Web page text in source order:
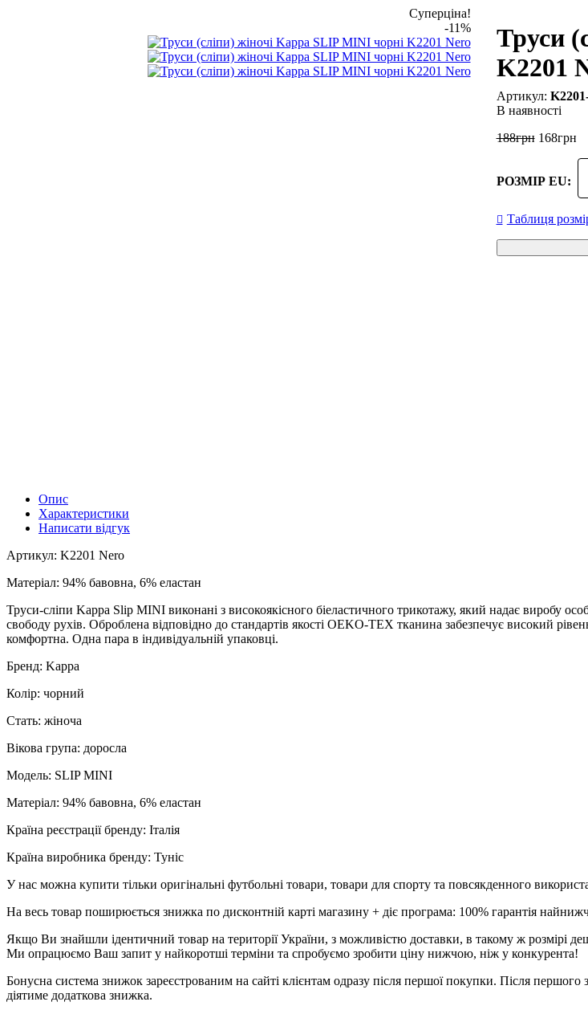
Суперціна!
-11%
Труси
K2201
В наявності
188грн 168грн
РОЗМІР EU:
Таблиця
Опис
Характеристики
Написати відгук
Артикул: K2201 Nero
Матеріал: 94% бавовна, 6% еластан
Труси-сліпи Kappa Slip MINI виконані з високоякісного біеластичного трикотажу, який надає виробу
свободу рухів. Оброблена відповідно до стандартів якості OEKO-TEX тканина забезпечує високий
комфортна. Одна пара в індивідуальній упаковці.
Бренд: Kappa
Колір: чорний
Стать: жіноча
Вікова група: доросла
Модель: SLIP MINI
Матеріал: 94% бавовна, 6% еластан
Країна реєстрації бренду: Італія
Країна виробника бренду: Туніс
У нас можна купити тільки оригінальні футбольні товари, товари для спорту та повсякденного
На весь товар поширюється знижка по дисконтній карті магазину + діє програма: 100% гарантія
Якщо Ви знайшли ідентичний товар на території України, з можливістю доставки, в такому ж розмірі
Ми опрацюємо Ваш запит у найкоротші терміни та спробуємо зробити ціну нижчою, ніж у конкурента!
Бонусна система знижок зареєстрованим на сайті клієнтам одразу після першої покупки. Після
діятиме додаткова знижка.